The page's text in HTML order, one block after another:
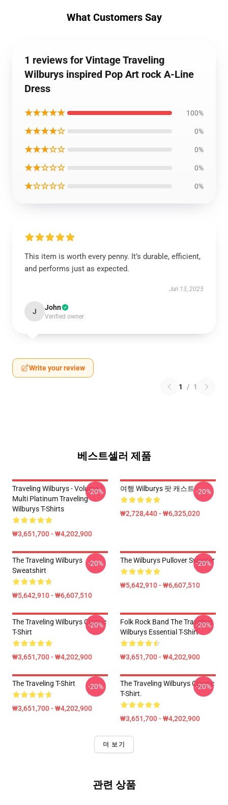
What Customers Say
1 reviews for Vintage Traveling
Wilburys inspired Pop Art rock A-Line
Dress
★★★★★ 100%
★★★★☆ 0%
★★★☆☆ 0%
★★☆☆☆ 0%
★☆☆☆☆ 0%
This item is worth every penny. It’s durable, efficient,
and performs just as expected.
Jun 13, 2025
J John
Verified owner
Write your review
1 / 1
베스트셀러 제품
Traveling Wilburys - Volume 1
Multi Platinum Traveling
Wilburys T-Shirts
₩3,651,700 - ₩4,202,900
-20% 여행 Wilburys 팟 캐스트
₩2,728,440 - ₩6,325,020
-20%
The Traveling Wilburys
Sweatshirt
₩5,642,910 - ₩6,607,510
-20% The Wilburys Pullover Sweater
₩5,642,910 - ₩6,607,510
-20%
The Traveling Wilburys Classic
T-Shirt
₩3,651,700 - ₩4,202,900
-20%
Folk Rock Band The Traveling
Wilburys Essential T-Shirt
₩3,651,700 - ₩4,202,900
-20%
The Traveling T-Shirt
₩3,651,700 - ₩4,202,900
-20%
The Traveling Wilburys Classic
T-Shirt.
₩3,651,700 - ₩4,202,900
-20%
더 보기
관련 상품